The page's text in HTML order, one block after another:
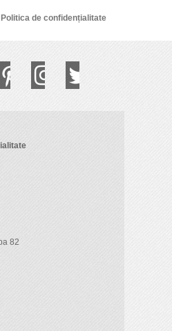
Politica de confidențialitate
82